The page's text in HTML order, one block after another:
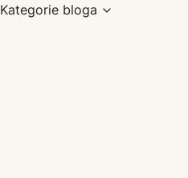
Kategorie bloga